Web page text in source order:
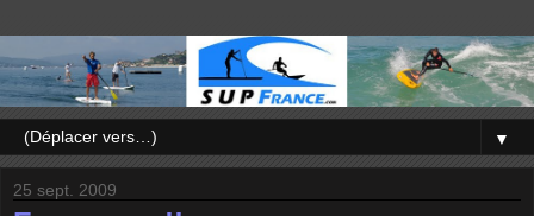
▼
25 sept. 2009